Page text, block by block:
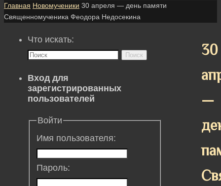
Главная Новомученики 30 апреля — день памяти
Священномученика Феодора Недосекина
30
—
Что искать:
Поиск
Вход для
зарегистрированных
пользователей
Войти
Имя пользователя:
Пароль: